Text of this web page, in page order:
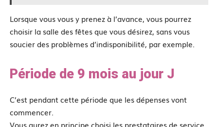
Lorsque vous vous y prenez à l’avance, vous pourrez
choisir la salle des fêtes que vous désirez, sans vous
soucier des problèmes d’indisponibilité, par exemple.
Période de 9 mois au jour J
C’est pendant cette période que les dépenses vont
commencer.
Vous aurez en principe choisi les prestataires de service